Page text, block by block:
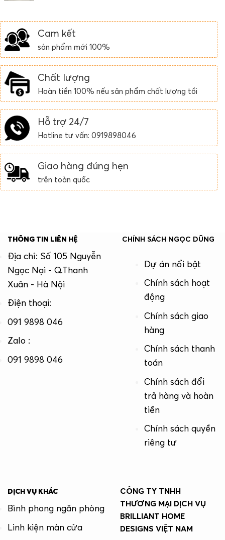
Cam kết
sản phẩm mới 100%
Chất lượng
Hoàn tiền 100% nếu sản phẩm chất lượng tồi
Hỗ trợ 24/7
Hotline tư vấn: 0919898046
Giao hàng đúng hẹn
trên toàn quốc
THÔNG TIN LIÊN HỆ
Địa chỉ: Số 105 Nguyễn
Ngọc Nại - Q.Thanh
Xuân - Hà Nội
Điện thoại:
091 9898 046
Zalo :
091 9898 046
CHÍNH SÁCH NGỌC DŨNG
Dự án nổi bật
Chính sách hoạt
động
Chính sách giao
hàng
Chính sách thanh
toán
Chính sách đổi
trả hàng và hoàn
tiền
Chính sách quyền
riêng tư
DỊCH VỤ KHÁC
Bình phong ngăn phòng
Linh kiện màn cửa
CÔNG TY TNHH
THƯƠNG MẠI DỊCH VỤ
BRILLIANT HOME
DESIGNS VIỆT NAM